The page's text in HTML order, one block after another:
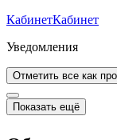
КабинетКабинет
Уведомления
Отметить все как
Показать ещё